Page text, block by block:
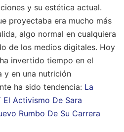
y su estética actual.
proyectaba era mucho más
algo normal en cualquiera
de los medios digitales. Hoy
invertido tiempo en el
y en una nutrición
ha sido tendencia: La
El Activismo De Sara
Rumbo De Su Carrera